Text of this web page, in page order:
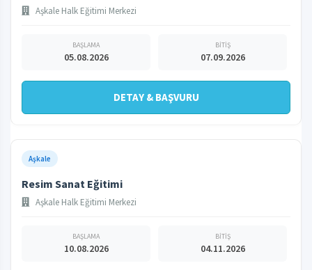
Aşkale Halk Eğitimi Merkezi
BAŞLAMA
05.08.2026
BİTİŞ
07.09.2026
DETAY & BAŞVURU
Aşkale
Resim Sanat Eğitimi
Aşkale Halk Eğitimi Merkezi
BAŞLAMA
10.08.2026
BİTİŞ
04.11.2026